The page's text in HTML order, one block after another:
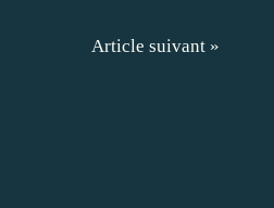
Article suivant »